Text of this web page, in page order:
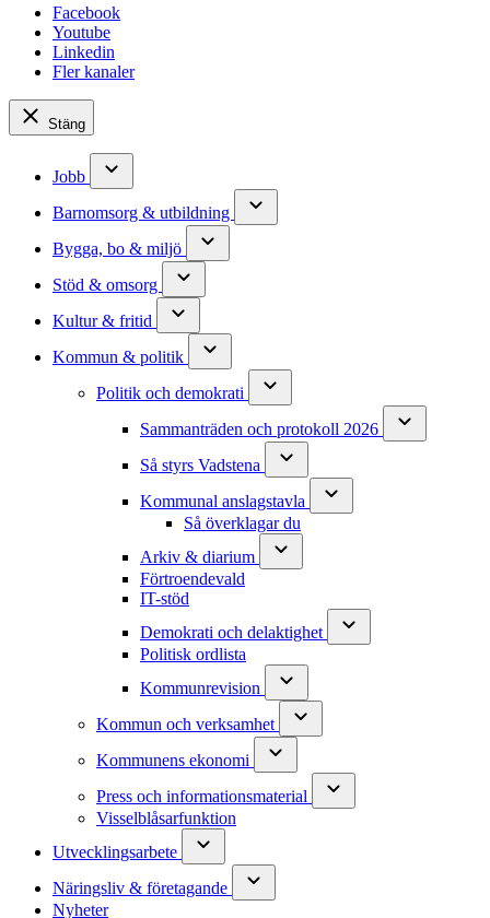
Facebook
Youtube
Linkedin
Fler kanaler
Stäng
Jobb
Barnomsorg & utbildning
Bygga, bo & miljö
Stöd & omsorg
Kultur & fritid
Kommun & politik
Politik och demokrati
Sammanträden och protokoll 2026
Så styrs Vadstena
Kommunal anslagstavla
Så överklagar du
Arkiv & diarium
Förtroendevald
IT-stöd
Demokrati och delaktighet
Politisk ordlista
Kommunrevision
Kommun och verksamhet
Kommunens ekonomi
Press och informationsmaterial
Visselblåsarfunktion
Utvecklingsarbete
Näringsliv & företagande
Nyheter